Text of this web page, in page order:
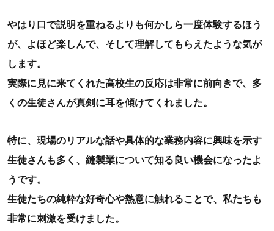
やはり口で説明を重ねるよりも何かしら一度体験するほう
が、よほど楽しんで、そして理解してもらえたような気が
します。
実際に見に来てくれた高校生の反応は非常に前向きで、多
くの生徒さんが真剣に耳を傾けてくれました。
特に、現場のリアルな話や具体的な業務内容に興味を示す
生徒さんも多く、縫製業について知る良い機会になったよ
うです。
生徒たちの純粋な好奇心や熱意に触れることで、私たちも
非常に刺激を受けました。